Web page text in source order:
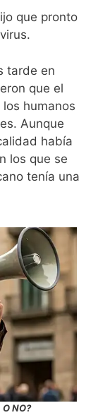
que pronto
tarde en
que el
humanos
Aunque
había
los que se
tenía una
NO?